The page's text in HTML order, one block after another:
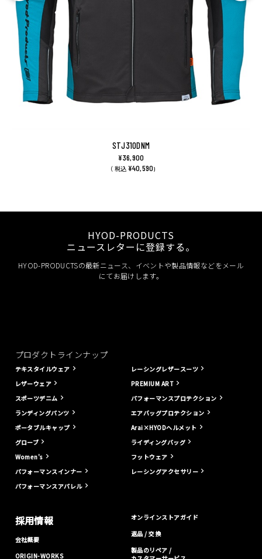
STJ310DNM
¥36,900
（ 税込 ¥40,590)
HYOD-PRODUCTS
ニュースレターに登録する。
HYOD-PRODUCTSの最新ニュース、イベントや製品情報などをメール
にてお届けします。
プロダクトラインナップ
テキスタイルウェア
レザーウェア
スポーツデニム
ランディングパンツ
ポータブルキャップ
グローブ
Women's
パフォーマンスインナー
パフォーマンスアパレル
レーシングレザースーツ
PREMIUM ART
パフォーマンスプロテクション
エアバッグプロテクション
Arai×HYODヘルメット
ライディングバッグ
フットウェア
レーシングアクセサリー
採用情報
会社概要
ORIGIN-WORKS
オンラインストアガイド
返品 / 交換
製品のリペア /